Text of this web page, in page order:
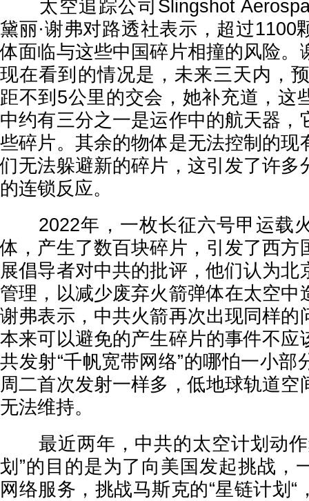
太空追踪公司Slingshot
黛丽·谢弗对路透社表示，超过1100
体面临与这些中国碎片相撞的风险。
现在看到的情况是，未来三天内，
距不到5公里的交会，她补充道，这
中约有三分之一是运作中的航天器，
些碎片。其余的物体是无法控制的现
们无法躲避新的碎片，这引发了许多
的连锁反应。
2022年，一枚长征六号甲运载
体，产生了数百块碎片，引发了西方
展倡导者对中共的批评，他们认为北
管理，以减少废弃火箭弹体在太空中
谢弗表示，中共火箭再次出现同样的
本来可以避免的产生碎片的事件不应
共发射“千帆宽带网络”的哪怕一小部
周二首次发射一样多，低地球轨道空
无法维持。
最近两年，中共的太空计划动作
划”的目的是为了向美国发起挑战，
网络服务，挑战马斯克的“星链计划